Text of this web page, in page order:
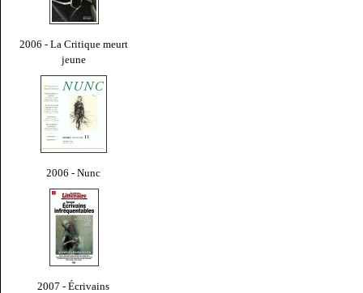
2006 - La Critique meurt
jeune
2006 - Nunc
2007 - Écrivains